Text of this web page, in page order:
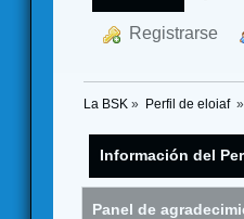
Registrarse
La BSK » Perfil de eloiaf »
Información del
Panel de